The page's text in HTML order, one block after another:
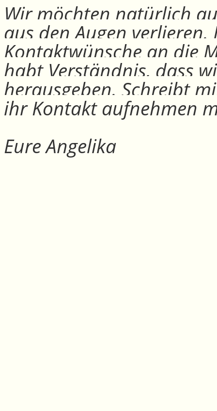
Wir möchten natürlich
aus den Augen
Kontaktwünsche an die
habt Verständnis, dass
herausgeben. Schreibt
ihr Kontakt aufnehmen
Eure Angelika